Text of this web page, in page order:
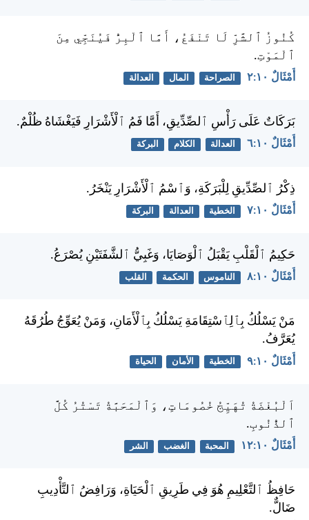
كُنُوزُ ٱلشَّرِّ لَا تَنْفَعُ، أَمَّا ٱلْبِرُّ فَيُنَجِّي مِنَ
ٱلْمَوْتِ.
أَمْثَالٌ ١٠:‏٢ الصراحة المال العدالة
بَرَكَاتٌ عَلَى رَأْسِ ٱلصِّدِّيقِ، أَمَّا فَمُ ٱلْأَشْرَارِ فَيَغْشَاهُ ظُلْمٌ.
أَمْثَالٌ ١٠:‏٦ العدالة الكلام البركة
ذِكْرُ ٱلصِّدِّيقِ لِلْبَرَكَةِ، وَٱسْمُ ٱلْأَشْرَارِ يَنْخَرُ.
أَمْثَالٌ ١٠:‏٧ الخطية العدالة البركة
حَكِيمُ ٱلْقَلْبِ يَقْبَلُ ٱلْوَصَايَا، وَغَبِيُّ ٱلشَّفَتَيْنِ يُصْرَعُ.
أَمْثَالٌ ١٠:‏٨ الناموس الحكمة القلب
مَنْ يَسْلُكُ بِٱلِٱسْتِقَامَةِ يَسْلُكُ بِٱلْأَمَانِ، وَمَنْ يُعَوِّجُ طُرُقَهُ
يُعَرَّفُ.
أَمْثَالٌ ١٠:‏٩ الخطية الأمان الحياة
اَلْبُغْضَةُ تُهَيِّجُ خُصُومَاتٍ، وَٱلْمَحَبَّةُ تَسْتُرُ كُلَّ
ٱلذُّنُوبِ.
أَمْثَالٌ ١٠:‏١٢ المحبة الغضب الشر
حَافِظُ ٱلتَّعْلِيمِ هُوَ فِي طَرِيقِ ٱلْحَيَاةِ، وَرَافِضُ ٱلتَّأْدِيبِ
ضَالٌّ.